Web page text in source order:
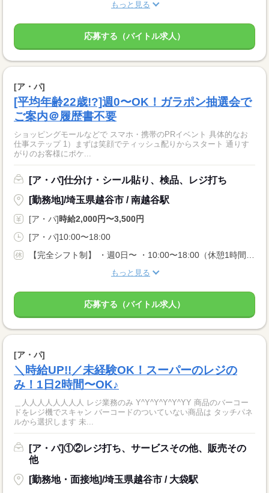
もっと見る
応募する（バイトル求人）
[ア・パ]
[平均年齢22歳!?]週0〜OK！ガラポン抽選会で
ご案内＠履歴書不要
ショッピングモールなどで スマホ・携帯のPRイベント 具体的なお
仕事ステップ 1）まずは笑顔でティッシュ配りからスタート 通りす
がりのお客様にポケ...
[ア・パ]仕分け・シール貼り、検品、レジ打ち
[勤務地]/埼玉県越谷市 / 南越谷駅
[ア・パ]時給2,000円〜3,500円
[ア・パ]10:00〜18:00
もっと見る
応募する（バイトル求人）
[ア・パ]
＼時給UP!!／未経験OK！スーパーのレジの
み！1日2時間〜OK♪
＿人人人人人人人人 レジ業務のみ Y^Y^Y^Y^Y^YY 商品のバーコー
ドをレジ機でスキャン バーコードのついていない商品は タッチパネ
ルから選択します 未...
[ア・パ]①②レジ打ち、サービスその他、販売その
他
[勤務地・面接地]/埼玉県越谷市 / 大袋駅